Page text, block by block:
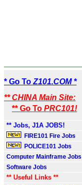
* Go To Z101.COM *
** CHINA Main Site:
** Go To PRC101!
** Jobs, J1A JOBS!
FIRE101 Fire Jobs
POLICE101 Jobs
Computer Mainframe Jobs
Software Jobs
** Useful Links **